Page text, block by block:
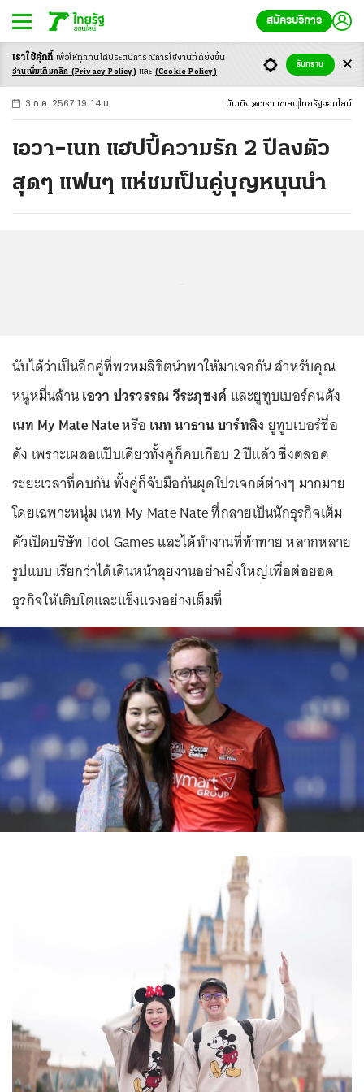
สมัครบริการ
-ก ก ก+
3 ก.ค. 2567 19:14 น. บันเทิง ดารา เซเลบ ไทยรัฐออนไลน์
เอวา–เนท แฮปปี้ความรัก 2 ปีลงตัว
สุดๆ แฟนๆ แห่ชมเป็นคู่บุญหนุนนำ
นับได้ว่าเป็นอีกคู่ที่พรหมลิขิตนำพาให้มาเจอกัน สำหรับคุณ
หนูหมื่นล้านเอวา ปวรวรรณ วีระภุชงค์ และยูทูบเบอร์คนดัง
เนท My Mate Nateหรือ เนท นาธาน บาร์ทลิง ยูทูบเบอร์ชื่อ
ดัง เพราะเผลอแป๊บเดียวทั้งคู่ก็คบเกือบ 2 ปีแล้ว ซึ่งตลอด
ระยะเวลาที่คบกัน ทั้งคู่ก็จับมือกันผุดโปรเจกต์ต่างๆ มากมาย
โดยเฉพาะหนุ่ม เนท My Mate Nate ที่กลายเป็นนักธุรกิจเต็ม
ตัวเปิดบริษัท Idol Games และได้ทำงานที่ท้าทาย หลากหลาย
รูปแบบ เรียกว่าได้เดินหน้าลุยงานอย่างยิ่งใหญ่เพื่อต่อยอด
ธุรกิจให้เติบโตและแข็งแรงอย่างเต็มที่
เราใช้คุ้กกี้ เพื่อให้ทุกคนได้ประสบการณ์การใช้งานที่ดียิ่งขึ้น
อ่านเพิ่มเติมคลิก (Privacy Policy) และ (Cookie Policy)
รับทราบ